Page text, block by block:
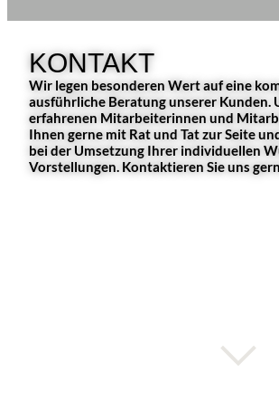
KONTAKT
Wir legen besonderen Wert auf eine
ausführliche Beratung unserer Kunden.
erfahrenen Mitarbeiterinnen und
Ihnen gerne mit Rat und Tat zur Seite
bei der Umsetzung Ihrer individuellen
Vorstellungen. Kontaktieren Sie uns